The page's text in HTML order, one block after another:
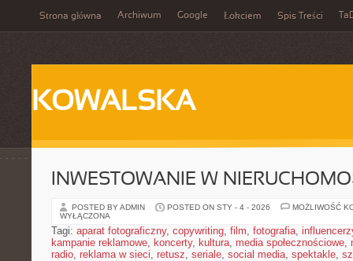
Strona główna Archiwum Google Łokciem Spis Treści
KOWALSKA
INWESTOWANIE W
POSTED BY ADMIN POSTED ON STY - 4 - 2026
MOŻLIWOŚĆ
WYŁĄCZONA
Tagi: aparat fotograficzny, copywriting, film, fotografia,
kampanie reklamowe, koncerty, kultura, media społecznościowe,
radio, reklama w sieci, retusz, seriale, social media, spektakle,